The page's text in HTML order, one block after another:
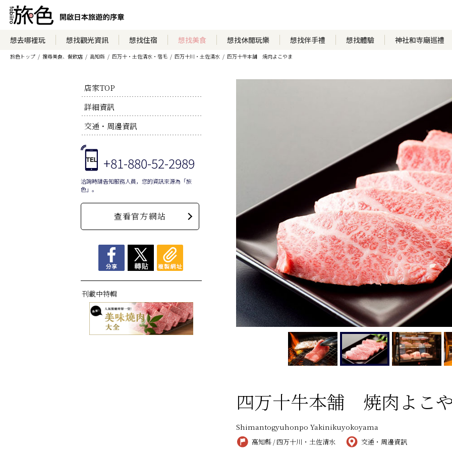
想去哪裡玩 想找觀光資訊 想找住宿 想找美食 想找休閒玩樂 想找伴手禮 想找體驗 神社和寺廟巡禮
旅色トップ 搜尋美食、餐飲店 高知縣 四万十・土佐清水・宿毛 四万十川・土佐清水 四万十牛本舗 焼肉よこやま
店家TOP
詳細資訊
交通・周邊資訊
+81-880-52-2989
洽詢時請告知服務人員，您的資訊來源為「旅
色」。
查看官方網站
刊載中特輯
四万十牛本舗 焼肉よこ
Shimantogyuhonpo Yakinikuyokoyama
高知縣 / 四万十川・土佐清水 交通・周邊資訊